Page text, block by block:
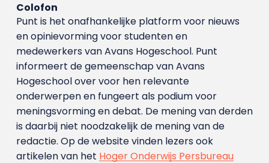
Colofon
Punt is het onafhankelijke platform voor nieuws
en opinievorming voor studenten en
medewerkers van Avans Hoge­school. Punt
informeert de gemeenschap van Avans
Hogeschool over voor hen relevante
onderwerpen en fungeert als podium voor
meningsvorming en debat. De mening van derden
is daarbij niet noodzakelijk de mening van de
redactie. Op de website vinden lezers ook
artikelen van het Hoger Onderwijs Persbureau